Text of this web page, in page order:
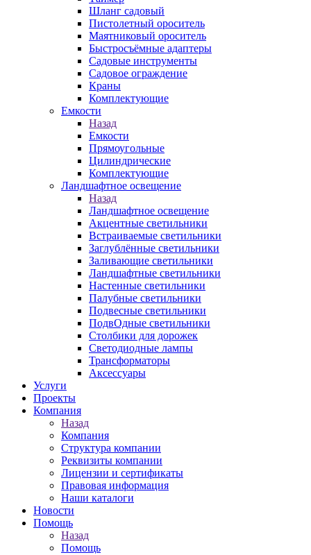
Шланг садовый
Пистолетный ороситель
Маятниковый ороситель
Быстросъёмные адаптеры
Садовые инструменты
Садовое ограждение
Краны
Комплектующие
Емкости
Назад
Емкости
Прямоугольные
Цилиндрические
Комплектующие
Ландшафтное освещение
Назад
Ландшафтное освещение
Акцентные светильники
Встраиваемые светильники
Заглублённые светильники
Заливающие светильники
Ландшафтные светильники
Настенные светильники
Палубные светильники
Подвесные светильники
ПодвОдные светильники
Столбики для дорожек
Светодиодные лампы
Трансформаторы
Аксессуары
Услуги
Проекты
Компания
Назад
Компания
Структура компании
Реквизиты компании
Лицензии и сертификаты
Правовая информация
Наши каталоги
Новости
Помощь
Назад
Помощь